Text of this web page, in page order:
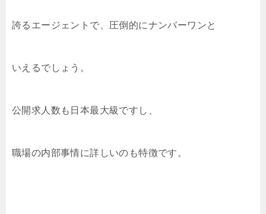
誇るエージェントで、圧倒的にナンバーワンと
いえるでしょう。
公開求人数も日本最大級ですし、
職場の内部事情に詳しいのも特徴です。